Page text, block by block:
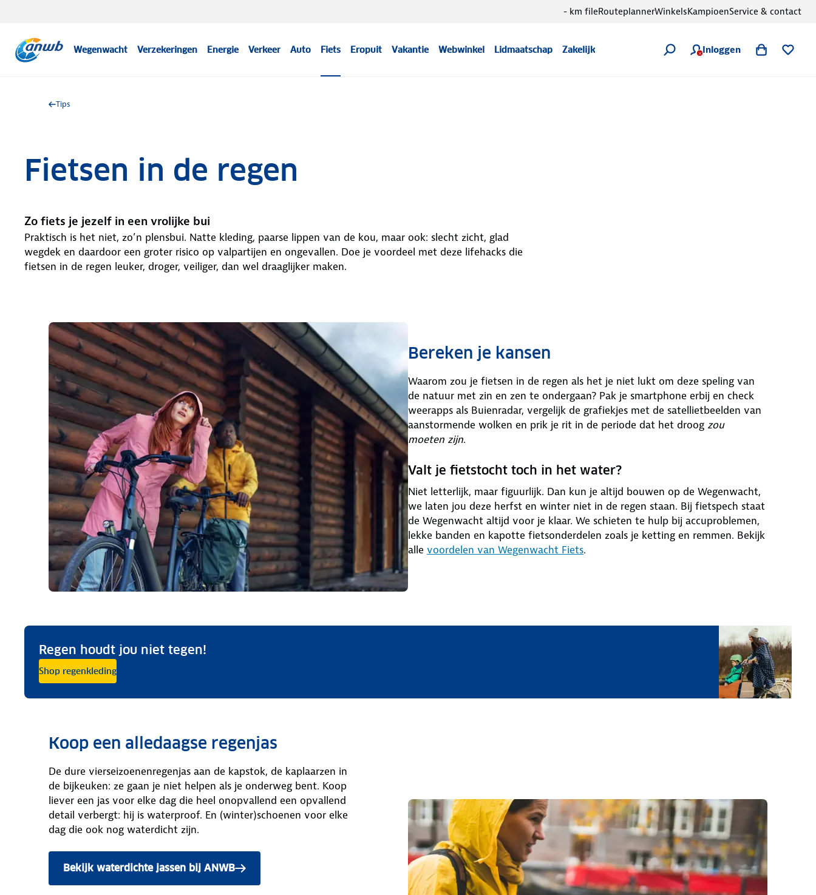
Wegenwacht Verzekeringen Energie Verkeer Auto Fiets Eropuit Vakantie Webwinkel Lidmaatschap Zakelijk Inloggen
- km fileRouteplannerWinkelsKampioenService & contact
Tips
Fietsen in de regen
Zo fiets je jezelf in een vrolijke bui
Praktisch is het niet, zo’n plensbui. Natte kleding, paarse lippen van de kou, maar ook: slecht zicht, glad
wegdek en daardoor een groter risico op valpartijen en ongevallen. Doe je voordeel met deze lifehacks die
fietsen in de regen leuker, droger, veiliger, dan wel draaglijker maken.
Bereken je kansen
Waarom zou je fietsen in de regen als het je niet lukt om deze speling van
de natuur met zin en zen te ondergaan? Pak je smartphone erbij en check
weerapps als Buienradar, vergelijk de grafiekjes met de satellietbeelden van
aanstormende wolken en prik je rit in de periode dat het droog zou
moeten zijn.
Valt je fietstocht toch in het water?
Niet letterlijk, maar figuurlijk. Dan kun je altijd bouwen op de Wegenwacht,
we laten jou deze herfst en winter niet in de regen staan. Bij fietspech staat
de Wegenwacht altijd voor je klaar. We schieten te hulp bij accuproblemen,
lekke banden en kapotte fietsonderdelen zoals je ketting en remmen. Bekijk
alle voordelen van Wegenwacht Fiets.
Regen houdt jou niet tegen!
Shop regenkleding
Koop een alledaagse regenjas
De dure vierseizoenenregenjas aan de kapstok, de kaplaarzen in
de bijkeuken: ze gaan je niet helpen als je onderweg bent. Koop
liever een jas voor elke dag die heel onopvallend een opvallend
detail verbergt: hij is waterproof. En (winter)schoenen voor elke
dag die ook nog waterdicht zijn.
Bekijk waterdichte jassen bij ANWB